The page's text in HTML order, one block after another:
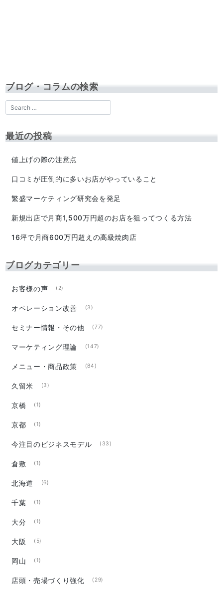
ブログ・コラムの検索
最近の投稿
値上げの際の注意点
口コミが圧倒的に多いお店がやっていること
繁盛マーケティング研究会を発足
新規出店で月商1,500万円超のお店を狙ってつくる方法
16坪で月商600万円超えの高級焼肉店
ブログカテゴリー
お客様の声 (2)
オペレーション改善 (3)
セミナー情報・その他 (77)
マーケティング理論 (147)
メニュー・商品政策 (84)
久留米 (3)
京橋 (1)
京都 (1)
今注目のビジネスモデル (33)
倉敷 (1)
北海道 (6)
千葉 (1)
大分 (1)
大阪 (5)
岡山 (1)
店頭・売場づくり強化 (29)